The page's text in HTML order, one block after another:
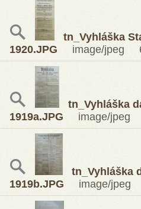
tn_Vyhláška
1920.JPG image/jpeg
tn_Vyhláška
1919a.JPG image/jpeg
tn_Vyhláška
1919b.JPG image/jpeg